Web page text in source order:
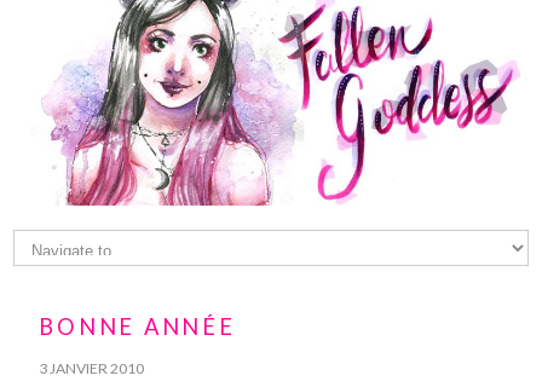
BONNE ANNÉE
3 JANVIER 2010